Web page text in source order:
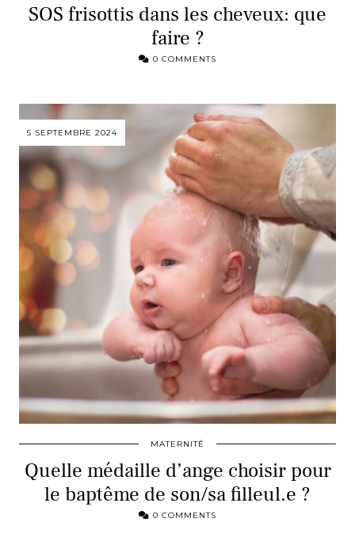
SOS frisottis dans les cheveux: que
faire ?
0 COMMENTS
5 SEPTEMBRE 2024
MATERNITÉ
Quelle médaille d’ange choisir pour
le baptême de son/sa filleul.e ?
0 COMMENTS